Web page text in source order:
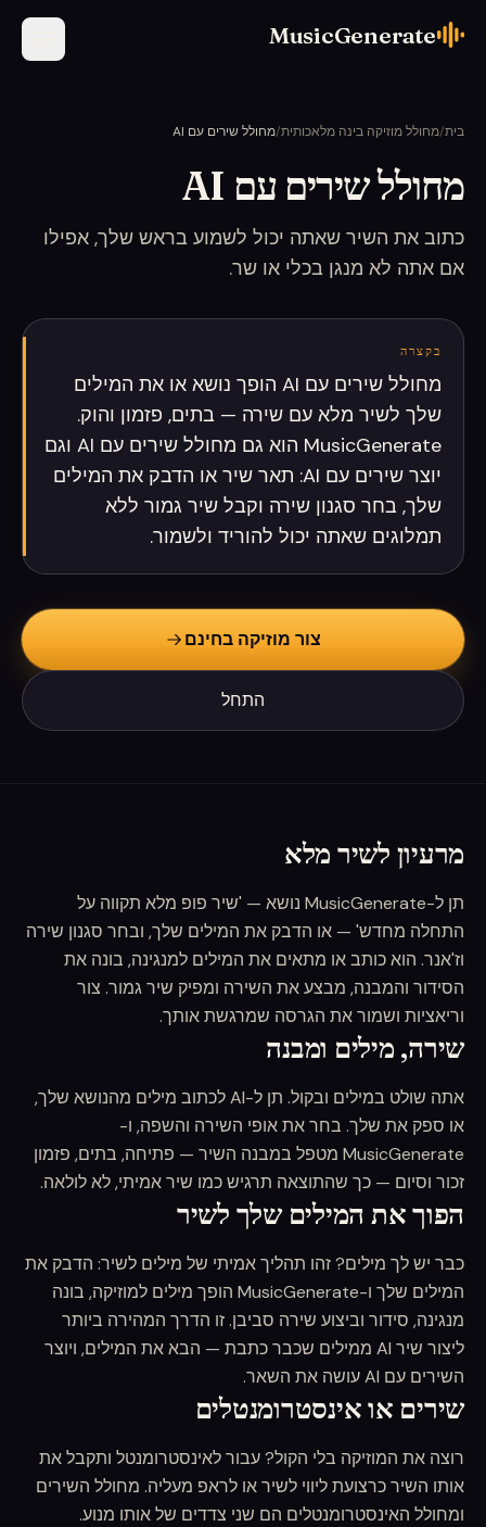
MusicGenerate
בית/מחולל מוזיקה בינה מלאכותית/מחולל שירים עם AI
מחולל שירים עם AI
כתוב את השיר שאתה יכול לשמוע בראש שלך, אפילו
אם אתה לא מנגן בכלי או שר.
בקצרה
מחולל שירים עם AI הופך נושא או את המילים
שלך לשיר מלא עם שירה — בתים, פזמון והוק.
MusicGenerate הוא גם מחולל שירים עם AI וגם
יוצר שירים עם AI: תאר שיר או הדבק את המילים
שלך, בחר סגנון שירה וקבל שיר גמור ללא
תמלוגים שאתה יכול להוריד ולשמור.
צור מוזיקה בחינם
התחל
מרעיון לשיר מלא
תן ל-MusicGenerate נושא — 'שיר פופ מלא תקווה על
התחלה מחדש' — או הדבק את המילים שלך, ובחר סגנון שירה
וז'אנר. הוא כותב או מתאים את המילים למנגינה, בונה את
הסידור והמבנה, מבצע את השירה ומפיק שיר גמור. צור
וריאציות ושמור את הגרסה שמרגשת אותך.
שירה, מילים ומבנה
אתה שולט במילים ובקול. תן ל-AI לכתוב מילים מהנושא שלך,
או ספק את שלך. בחר את אופי השירה והשפה, ו-
MusicGenerate מטפל במבנה השיר — פתיחה, בתים, פזמון
זכור וסיום — כך שהתוצאה תרגיש כמו שיר אמיתי, לא לולאה.
הפוך את המילים שלך לשיר
כבר יש לך מילים? זהו תהליך אמיתי של מילים לשיר: הדבק את
המילים שלך ו-MusicGenerate הופך מילים למוזיקה, בונה
מנגינה, סידור וביצוע שירה סביבן. זו הדרך המהירה ביותר
ליצור שיר AI ממילים שכבר כתבת — הבא את המילים, ויוצר
השירים עם AI עושה את השאר.
שירים או אינסטרומנטלים
רוצה את המוזיקה בלי הקול? עבור לאינסטרומנטל ותקבל את
אותו השיר כרצועת ליווי לשיר או לראפ מעליה. מחולל השירים
ומחולל האינסטרומנטלים הם שני צדדים של אותו מנוע.